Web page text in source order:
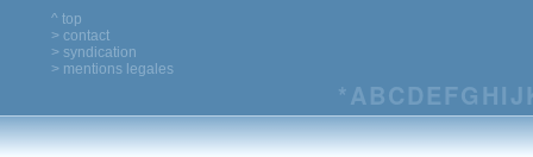
^ top
> contact
> syndication
> mentions legales
*ABCDEFG HIJ